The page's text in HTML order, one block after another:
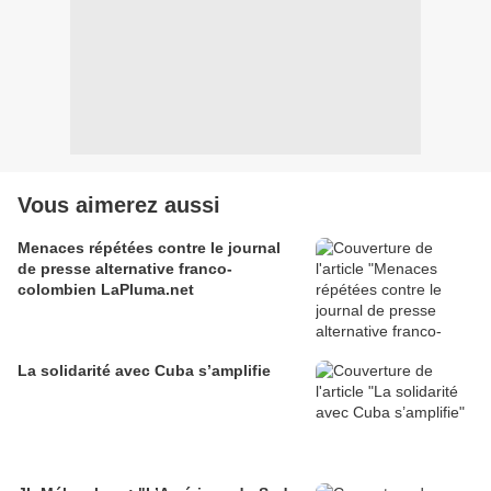
Vous aimerez aussi
Menaces répétées contre le journal
de presse alternative franco-
colombien LaPluma.net
La solidarité avec Cuba s’amplifie